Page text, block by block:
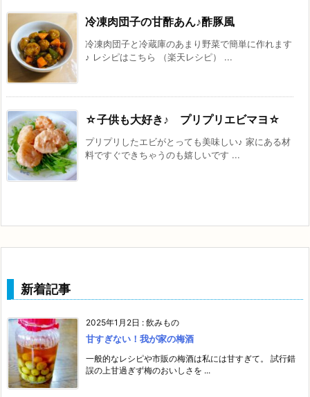
冷凍肉団子の甘酢あん♪酢豚風
冷凍肉団子と冷蔵庫のあまり野菜で簡単に作れます
♪ レシピはこちら （楽天レシピ） ...
☆子供も大好き♪ プリプリエビマヨ☆
プリプリしたエビがとっても美味しい♪ 家にある材
料ですぐできちゃうのも嬉しいです ...
新着記事
2025年1月2日 : 飲みもの
甘すぎない！我が家の梅酒
一般的なレシピや市販の梅酒は私には甘すぎて。 試行錯
誤の上甘過ぎず梅のおいしさを ...